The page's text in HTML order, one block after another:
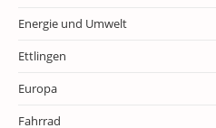
Energie und Umwelt
Ettlingen
Europa
Fahrrad